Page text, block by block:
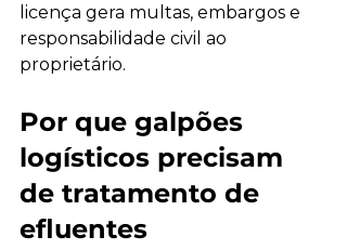
licença gera multas, embargos e
responsabilidade civil ao
proprietário.
Por que galpões
logísticos precisam
de tratamento de
efluentes